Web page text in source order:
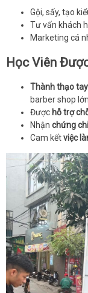
Gội, sấy, tạo
Tư vấn khách
Marketing cá
Học Viên
Thành thạo
barber shop lớn
Được hỗ trợ
Nhận chứng
Cam kếtviệc